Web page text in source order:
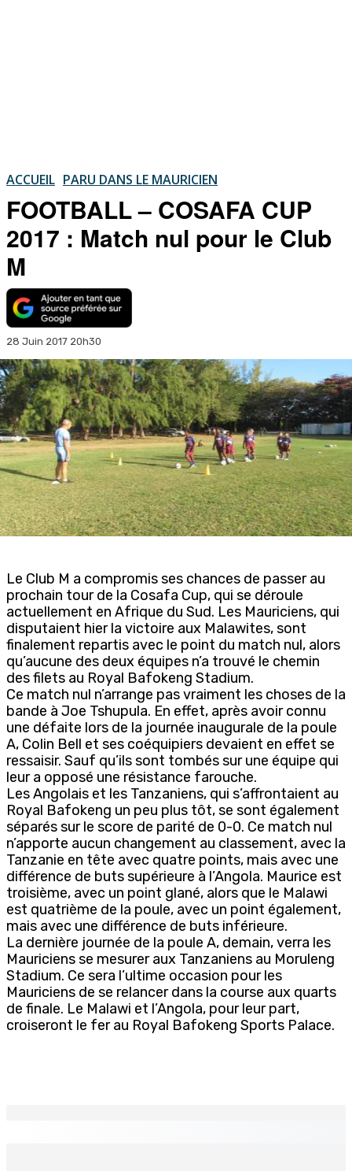
ACCUEIL PARU DANS LE MAURICIEN
FOOTBALL – COSAFA CUP
2017 : Match nul pour le Club
M
28 Juin 2017 20h30
Le Club M a compromis ses chances de passer au
prochain tour de la Cosafa Cup, qui se déroule
actuellement en Afrique du Sud. Les Mauriciens, qui
disputaient hier la victoire aux Malawites, sont
finalement repartis avec le point du match nul, alors
qu’aucune des deux équipes n’a trouvé le chemin
des filets au Royal Bafokeng Stadium.
Ce match nul n’arrange pas vraiment les choses de la
bande à Joe Tshupula. En effet, après avoir connu
une défaite lors de la journée inaugurale de la poule
A, Colin Bell et ses coéquipiers devaient en effet se
ressaisir. Sauf qu’ils sont tombés sur une équipe qui
leur a opposé une résistance farouche.
Les Angolais et les Tanzaniens, qui s’affrontaient au
Royal Bafokeng un peu plus tôt, se sont également
séparés sur le score de parité de 0-0. Ce match nul
n’apporte aucun changement au classement, avec la
Tanzanie en tête avec quatre points, mais avec une
différence de buts supérieure à l’Angola. Maurice est
troisième, avec un point glané, alors que le Malawi
est quatrième de la poule, avec un point également,
mais avec une différence de buts inférieure.
La dernière journée de la poule A, demain, verra les
Mauriciens se mesurer aux Tanzaniens au Moruleng
Stadium. Ce sera l’ultime occasion pour les
Mauriciens de se relancer dans la course aux quarts
de finale. Le Malawi et l’Angola, pour leur part,
croiseront le fer au Royal Bafokeng Sports Palace.